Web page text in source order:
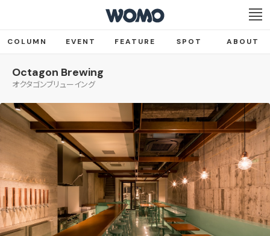
COLUMN EVENT FEATURE SPOT ABOUT
Octagon Brewing
オクタゴンブリューイング